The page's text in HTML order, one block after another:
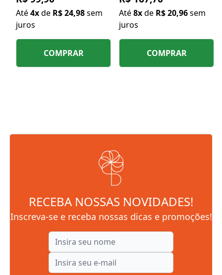
Até4xde R$ 24,98sem
juros
COMPRAR
Até8xde R$ 20,96sem
juros
COMPRAR
RECEBA NOSSAS NOVIDADES!
Inscreva-se e receba nossas dicas e promoções!